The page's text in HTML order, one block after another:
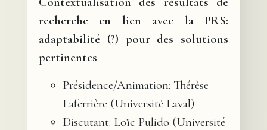
recherche en lien avec la PRS:
adaptabilité (?) pour des solutions
pertinentes
Présidence/Animation: Thérèse
Laferrière (Université Laval)
Discutant: Loïc Pulido (Université